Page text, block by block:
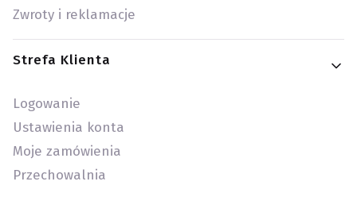
Zwroty i reklamacje
Strefa Klienta
Logowanie
Ustawienia konta
Moje zamówienia
Przechowalnia